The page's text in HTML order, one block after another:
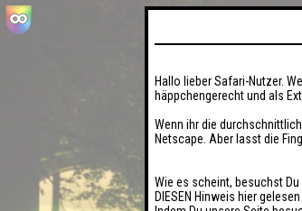
Hallo lieber Safari-Nutzer.
häppchengerecht und als
Wenn ihr die
Netscape. Aber lasst die
Wie es scheint, besuchst
DIESEN Hinweis hier